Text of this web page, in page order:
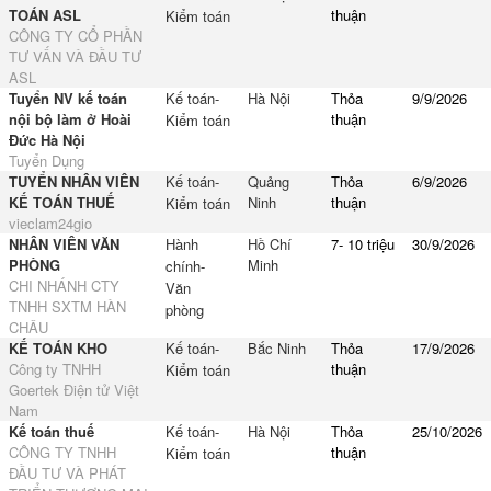
TOÁN ASL
CÔNG TY CỔ PHẦN
TƯ VẤN VÀ ĐẦU TƯ
ASL
Kiểm toán
thuận
Tuyển NV kế toán
nội bộ làm ở Hoài
Đức Hà Nội
Tuyển Dụng
Kế toán-
Kiểm toán
Hà Nội
Thỏa
thuận
9/9/2026
TUYỂN NHÂN VIÊN
KẾ TOÁN THUẾ
vieclam24gio
Kế toán-
Kiểm toán
Quảng
Ninh
Thỏa
thuận
6/9/2026
NHÂN VIÊN VĂN
PHÒNG
CHI NHÁNH CTY
TNHH SXTM HÀN
CHÂU
Hành
chính-
Văn
phòng
Hồ Chí
Minh
7- 10 triệu 30/9/2026
KẾ TOÁN KHO
Công ty TNHH
Goertek Điện tử Việt
Nam
Kế toán-
Kiểm toán
Bắc Ninh
Thỏa
thuận
17/9/2026
Kế toán thuế
CÔNG TY TNHH
ĐẦU TƯ VÀ PHÁT
Kế toán-
Kiểm toán
Hà Nội
Thỏa
thuận
25/10/2026